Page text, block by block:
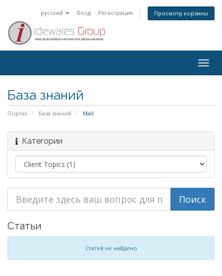
русский Вход Регистрация Просмотр корзины
База знаний
Портал База знаний Mail
Категории
Статьи
Статей не найдено